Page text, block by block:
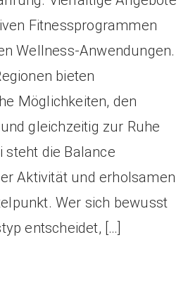
Fitnessprogrammen
Wellness-Anwendungen.
bieten
Möglichkeiten, den
gleichzeitig zur Ruhe
steht die Balance
Aktivität und erholsamen
Wer sich bewusst
entscheidet, […]